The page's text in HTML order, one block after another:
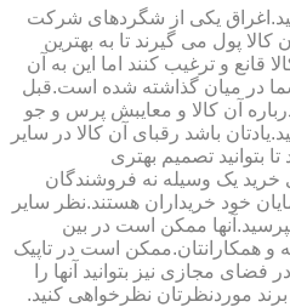
یکی از شگردهای شرکت
کالا پول می گیرند تا به بهترین
قانع و ترغیب کنند اما این به آن
در میان گذاشته شده است.قبل
آن کالا و معایبش پرس و جو
باشد رقبای آن کالا در سایر
بتوانید تصمیم بهتری
خرید یک وسیله نه فروشندگان
خود خریداران هستند.نظر سایر
ممکن است در بین
و همکارانتان.ممکن است در تاپیک
مجازی نیز بتوانید آنها را
برند موردنظرتان نظرخواهی کنید.